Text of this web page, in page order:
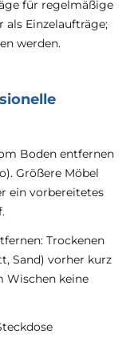
für regelmäßige
Einzelaufträge;
werden.
Boden entfernen
Größere Möbel
ein vorbereitetes
Trockenen
Sand) vorher kurz
Wischen keine